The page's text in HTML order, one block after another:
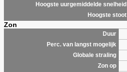
Hoogste uurgemiddelde snelheid
Hoogste stoot
Zon
Duur
Perc. van langst mogelijk
Globale straling
Zon op